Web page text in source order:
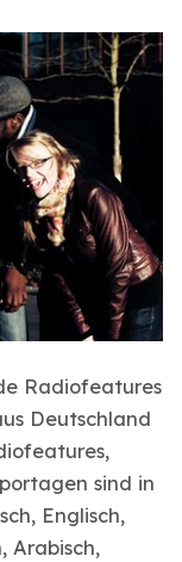
Radiofeatures
Deutschland
sind in
Englisch,
Arabisch,